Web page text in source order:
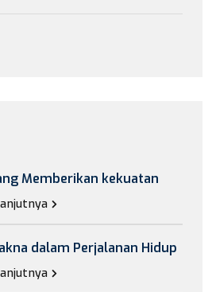
Memberikan kekuatan
dalam Perjalanan Hidup